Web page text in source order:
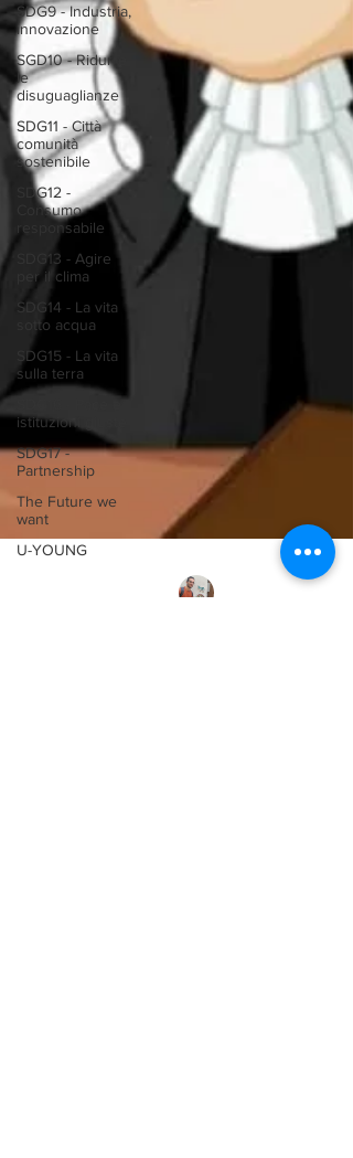
SDG9 - Industria,
innovazione
SGD10 - Ridurre
le
disuguaglianze
SDG11 - Città
comunità
sostenibile
SDG12 -
Consumo
responsabile
SDG13 - Agire
per il clima
SDG14 - La vita
sotto acqua
SDG15 - La vita
sulla terra
istituzioni giuste
SDG17 -
Partnership
The Future we
want
U-YOUNG